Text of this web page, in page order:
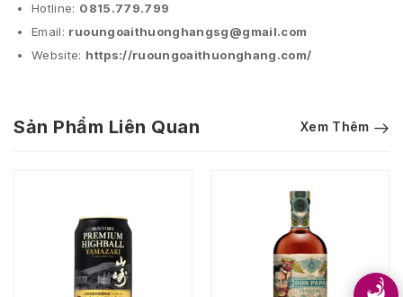
Hotline: 0815.779.799
Email: ruoungoaithuonghangsg@gmail.com
Website: https://ruoungoaithuonghang.com/
Sản Phẩm Liên Quan Xem Thêm